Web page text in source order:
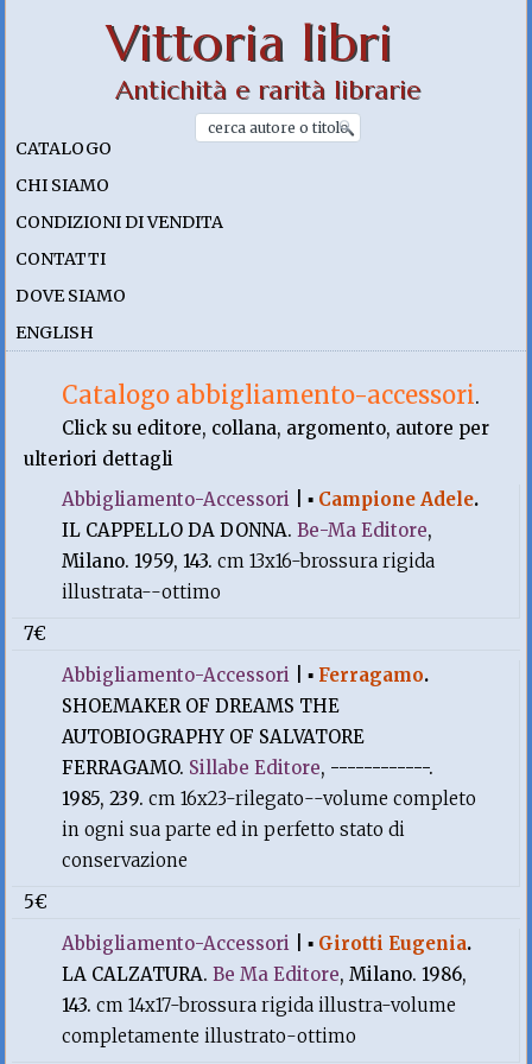
Vittoria libri
Antichità e rarità librarie
CATALOGO
CHI SIAMO
CONDIZIONI DI VENDITA
CONTATTI
DOVE SIAMO
ENGLISH
Catalogo abbigliamento-accessori.
Click su editore, collana, argomento, autore per
ulteriori dettagli
Abbigliamento-Accessori |▪ Campione Adele.
IL CAPPELLO DA DONNA.Be-Ma Editore,
Milano. 1959, 143.cm 13x16-brossura rigida
illustrata--ottimo
7€
Abbigliamento-Accessori |▪ Ferragamo.
SHOEMAKER OF DREAMS THE
AUTOBIOGRAPHY OF SALVATORE
FERRAGAMO. Sillabe Editore, ------------.
1985, 239.cm 16x23-rilegato--volume completo
in ogni sua parte ed in perfetto stato di
conservazione
5€
Abbigliamento-Accessori |▪ Girotti Eugenia.
LA CALZATURA.Be Ma Editore, Milano. 1986,
143.cm 14x17-brossura rigida illustra-volume
completamente illustrato-ottimo